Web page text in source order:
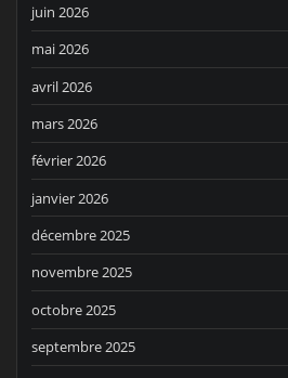
juin 2026
mai 2026
avril 2026
mars 2026
février 2026
janvier 2026
décembre 2025
novembre 2025
octobre 2025
septembre 2025